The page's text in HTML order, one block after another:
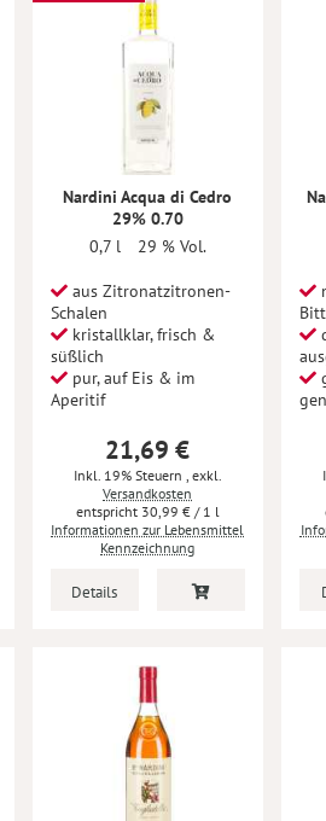
Nardini Acqua di Cedro
29% 0.70
0,7 l
29 % Vol.
aus Zitronatzitronen-
Schalen
kristallklar, frisch &
süßlich
pur, auf Eis & im
Aperitif
21,69 €
Inkl. 19% Steuern , exkl.
Versandkosten
30,99 €/ 1 l
Informationen zur Lebensmittel
Kennzeichnung
Details